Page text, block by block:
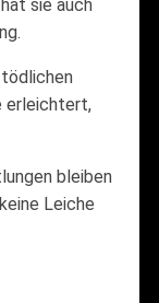
sie auch
erleichtert,
bleiben
Leiche